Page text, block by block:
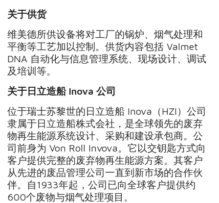
关于供货
维美德所供设备将对工厂的锅炉、烟气处理和
平衡等工艺加以控制。供货内容包括 Valmet
DNA 自动化与信息管理系统、现场设计、调试
及培训等。
关于日立造船Inova公司
位于瑞士苏黎世的日立造船 Inova（HZI）公司
隶属于日立造船株式会社，是全球领先的废弃
物再生能源系统设计、采购和建设承包商。公
司前身为 Von Roll Invova。它以交钥匙方式向
客户提供完整的废弃物再生能源方案。其客户
从先进的废品管理公司一直到新市场的合作伙
伴。自1933年起，公司已向全球客户提供约
600个废物与烟气处理项目。